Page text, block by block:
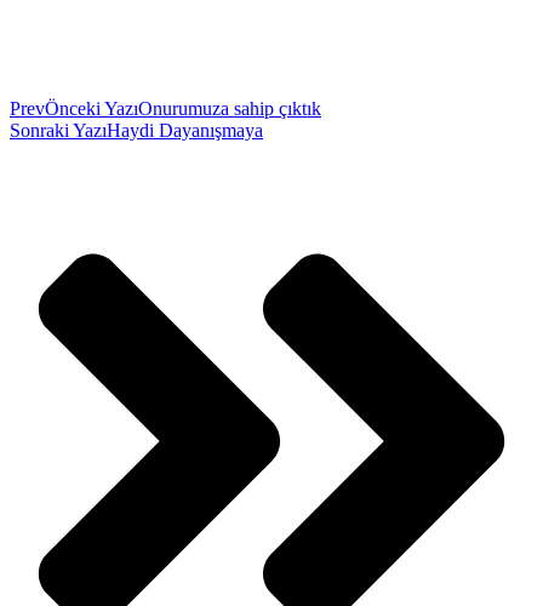
PrevÖnceki YazıOnurumuza sahip çıktık
Sonraki YazıHaydi Dayanışmaya